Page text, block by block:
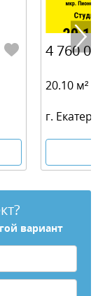
4 760
20.10 м²
г.
вариант